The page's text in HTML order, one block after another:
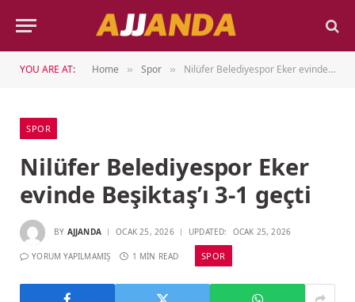
YOU ARE AT: Home » Spor » Nilüfer Belediyespor Eker evinde Beşiktaş’ı 3-1 geçti
SPOR
Nilüfer Belediyespor Eker
evinde Beşiktaş’ı 3-1 geçti
BY AJJANDA OCAK 25, 2026 UPDATED: OCAK 25, 2026
YORUM YAPILMAMIŞ 1 MIN READ SPOR